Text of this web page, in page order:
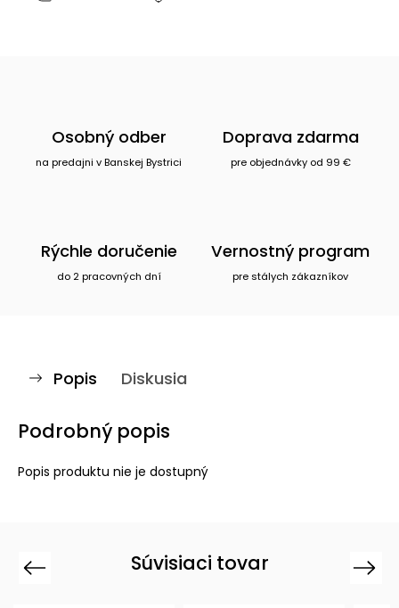
Osobný odber
na predajni v Banskej Bystrici
Doprava zdarma
pre objednávky od 99 €
Rýchle doručenie
do 2 pracovných dní
Vernostný program
pre stálych zákazníkov
Popis Diskusia
Podrobný popis
Popis produktu nie je dostupný
Súvisiaci tovar
Previous Next